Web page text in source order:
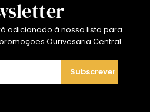
adicionado à nossa lista para
Ourivesaria Central
Subscrever